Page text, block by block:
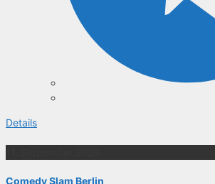
Details
Comedy Slam Berlin